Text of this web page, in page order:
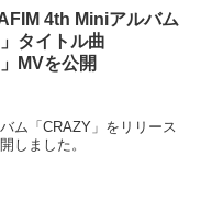
4th Miniアルバム
タイトル曲
MVを公開
ム「CRAZY」をリリース
しました。